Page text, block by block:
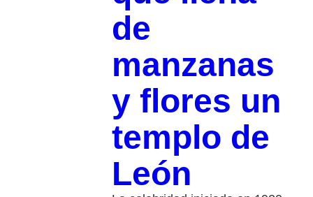
de
manzanas
y flores un
templo de
León